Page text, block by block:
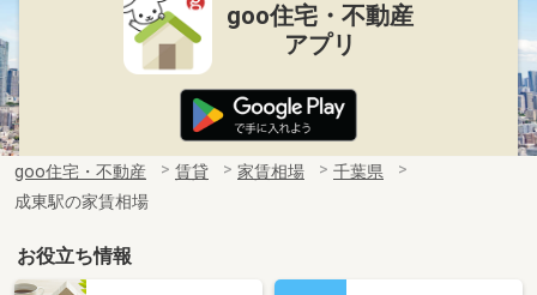
goo住宅・不動産
アプリ
goo住宅・不動産 賃貸 家賃相場
千葉県
成東駅の家賃相場
お役立ち情報